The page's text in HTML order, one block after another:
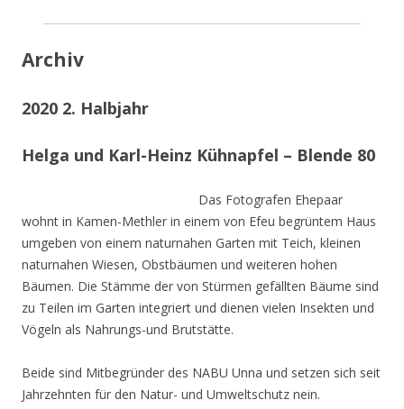
Archiv
2020 2. Halbjahr
Helga und Karl-Heinz Kühnapfel – Blende 80
Das Fotografen Ehepaar
wohnt in Kamen-Methler in einem von Efeu begrüntem Haus
umgeben von einem naturnahen Garten mit Teich, kleinen
naturnahen Wiesen, Obstbäumen und weiteren hohen
Bäumen. Die Stämme der von Stürmen gefällten Bäume sind
zu Teilen im Garten integriert und dienen vielen Insekten und
Vögeln als Nahrungs-und Brutstätte.
Beide sind Mitbegründer des NABU Unna und setzen sich seit
Jahrzehnten für den Natur- und Umweltschutz nein.